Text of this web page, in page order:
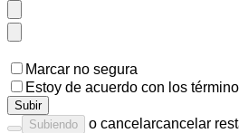
Marcar no segura
Estoy de acuerdo con los
Subir
Subiendo
o cancelarcancelar